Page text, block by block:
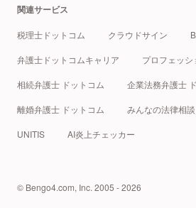
関連サービス
税理士ドットコム クラウドサイン
弁護士ドットコムキャリア プロフェッ
相続弁護士 ドットコム 企業法務弁護士
離婚弁護士 ドットコム みんなの法律相
UNITIS AI炎上チェッカー
© Bengo4.com, Inc. 2005 - 2026